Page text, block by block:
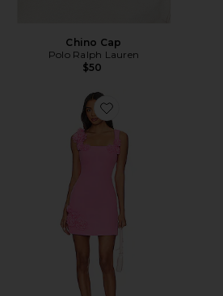
Chino Cap
Polo Ralph Lauren
$50
Favorite Trompe Dress